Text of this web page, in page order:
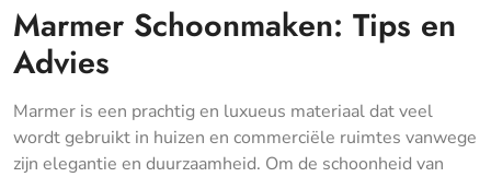
Marmer Schoonmaken: Tips en
Advies
Marmer is een prachtig en luxueus materiaal dat veel
wordt gebruikt in huizen en commerciële ruimtes vanwege
zijn elegantie en duurzaamheid. Om de schoonheid van